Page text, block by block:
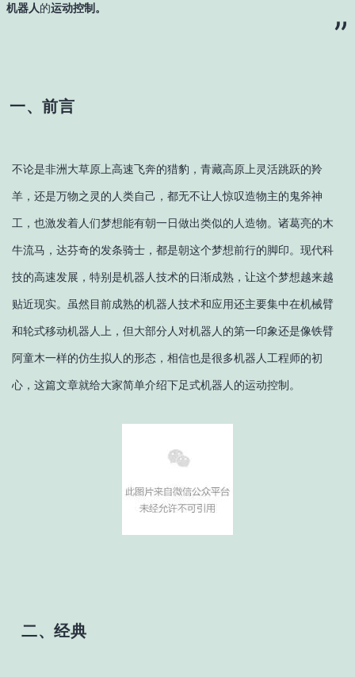
机器人的运动控制。
”
一、前言
不论是非洲大草原上高速飞奔的猎豹，青藏高原上灵活跳跃的羚
羊，还是万物之灵的人类自己，都无不让人惊叹造物主的鬼斧神
工，也激发着人们梦想能有朝一日做出类似的人造物。诸葛亮的木
牛流马，达芬奇的发条骑士，都是朝这个梦想前行的脚印。现代科
技的高速发展，特别是机器人技术的日渐成熟，让这个梦想越来越
贴近现实。虽然目前成熟的机器人技术和应用还主要集中在机械臂
和轮式移动机器人上，但大部分人对机器人的第一印象还是像铁臂
阿童木一样的仿生拟人的形态，相信也是很多机器人工程师的初
心，这篇文章就给大家简单介绍下足式机器人的运动控制。
二、经典